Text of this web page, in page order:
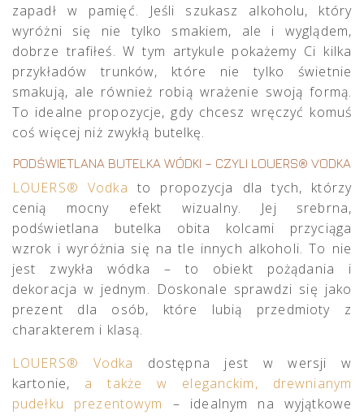
zapadł w pamięć. Jeśli szukasz alkoholu, który
wyróżni się nie tylko smakiem, ale i wyglądem,
dobrze trafiłeś. W tym artykule pokażemy Ci kilka
przykładów trunków, które nie tylko świetnie
smakują, ale również robią wrażenie swoją formą.
To idealne propozycje, gdy chcesz wręczyć komuś
coś więcej niż zwykłą butelkę.
PODŚWIETLANA BUTELKA WÓDKI – CZYLI LOUERS® VODKA
LOUERS® Vodka to propozycja dla tych, którzy
cenią mocny efekt wizualny. Jej srebrna,
podświetlana butelka obita kolcami przyciąga
wzrok i wyróżnia się na tle innych alkoholi. To nie
jest zwykła wódka – to obiekt pożądania i
dekoracja w jednym. Doskonale sprawdzi się jako
prezent dla osób, które lubią przedmioty z
charakterem i klasą.
LOUERS® Vodka dostępna jest w wersji w
kartonie, a także w eleganckim, drewnianym
pudełku prezentowym
– idealnym na wyjątkowe